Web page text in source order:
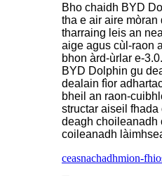
Bho chaidh BYD
tha e air aire
tharraing leis an
aige agus cùl-raon
bhon àrd-ùrlar e-
BYD Dolphin gu
dealain fìor
bheil an raon-
structar aiseil fhada
deagh choileanadh
coileanadh
ceasnachadhmion-